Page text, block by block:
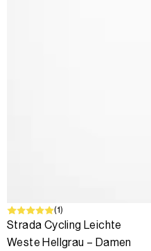
(1)
Strada Cycling Leichte
Weste Hellgrau – Damen